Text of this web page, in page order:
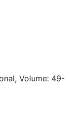
Volume: 49-